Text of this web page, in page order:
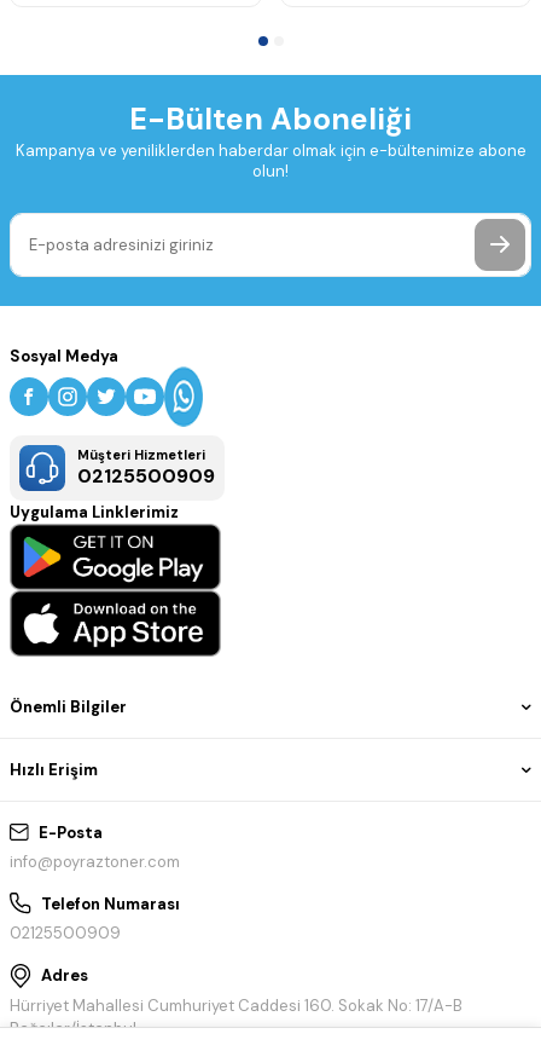
E-Bülten Aboneliği
Kampanya ve yeniliklerden haberdar olmak için e-bültenimize abone
olun!
E-Posta
info@poyraztoner.com
Telefon Numarası
02125500909
Adres
Hürriyet Mahallesi Cumhuriyet Caddesi 160. Sokak No: 17/A-B
Bağcılar/İstanbul
Önemli Bilgiler
Hızlı Erişim
Sosyal Medya
Müşteri Hizmetleri
02125500909
Uygulama Linklerimiz